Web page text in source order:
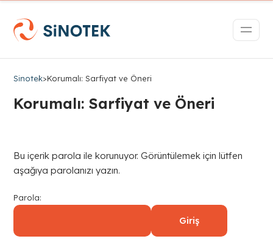
Sinotek>Korumalı: Sarfiyat ve Öneri
Korumalı: Sarfiyat ve Öneri
Bu içerik parola ile korunuyor. Görüntülemek için lütfen
aşağıya parolanızı yazın.
Parola: